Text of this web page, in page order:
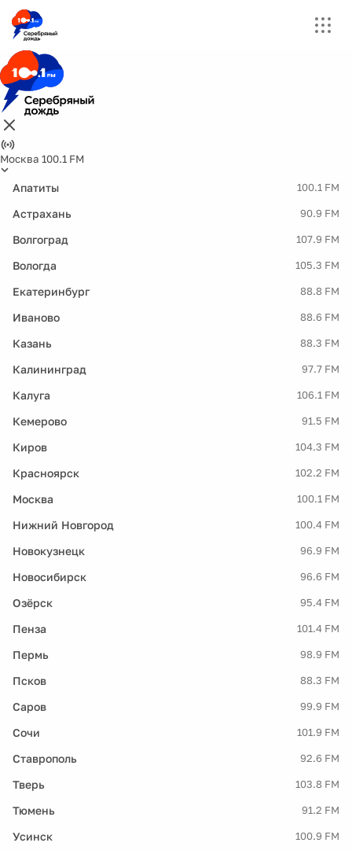
Москва 100.1 FM
Апатиты 100.1 FM
Астрахань 90.9 FM
Волгоград 107.9 FM
Вологда 105.3 FM
Екатеринбург 88.8 FM
Иваново 88.6 FM
Казань 88.3 FM
Калининград 97.7 FM
Калуга 106.1 FM
Кемерово 91.5 FM
Киров 104.3 FM
Красноярск 102.2 FM
Москва 100.1 FM
Нижний Новгород 100.4 FM
Новокузнецк 96.9 FM
Новосибирск 96.6 FM
Озёрск 95.4 FM
Пенза 101.4 FM
Пермь 98.9 FM
Псков 88.3 FM
Саров 99.9 FM
Сочи 101.9 FM
Ставрополь 92.6 FM
Тверь 103.8 FM
Тюмень 91.2 FM
Усинск 100.9 FM